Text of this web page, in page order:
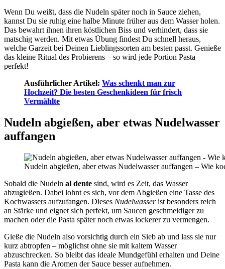
Wenn Du weißt, dass die Nudeln später noch in Sauce ziehen,
kannst Du sie ruhig eine halbe Minute früher aus dem Wasser holen.
Das bewahrt ihnen ihren köstlichen Biss und verhindert, dass sie
matschig werden. Mit etwas Übung findest Du schnell heraus,
welche Garzeit bei Deinen Lieblingssorten am besten passt. Genieße
das kleine Ritual des Probierens – so wird jede Portion Pasta
perfekt!
Ausführlicher Artikel: Was schenkt man zur
Hochzeit? Die besten Geschenkideen für frisch
Vermählte
Nudeln abgießen, aber etwas Nudelwasser
auffangen
Nudeln abgießen, aber etwas Nudelwasser auffangen – Wie
Sobald die Nudeln al dente sind, wird es Zeit, das Wasser
abzugießen. Dabei lohnt es sich, vor dem Abgießen eine Tasse des
Kochwassers aufzufangen. Dieses Nudelwasserist besonders reich
an Stärke und eignet sich perfekt, um Saucen geschmeidiger zu
machen oder die Pasta später noch etwas lockerer zu vermengen.
Gieße die Nudeln also vorsichtig durch ein Sieb ab und lass sie nur
kurz abtropfen – möglichst ohne sie mit kaltem Wasser
abzuschrecken. So bleibt das ideale Mundgefühl erhalten und Deine
Pasta kann die Aromen der Sauce besser aufnehmen.